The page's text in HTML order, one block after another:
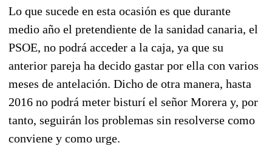
Lo que sucede en esta ocasión es que durante
medio año el pretendiente de la sanidad canaria, el
PSOE, no podrá acceder a la caja, ya que su
anterior pareja ha decido gastar por ella con varios
meses de antelación. Dicho de otra manera, hasta
2016 no podrá meter bisturí el señor Morera y, por
tanto, seguirán los problemas sin resolverse como
conviene y como urge.